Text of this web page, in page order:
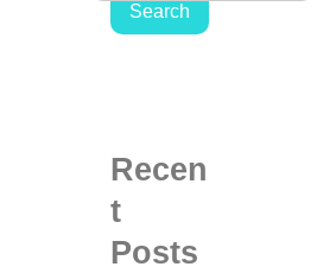
Search
Recen
t
Posts